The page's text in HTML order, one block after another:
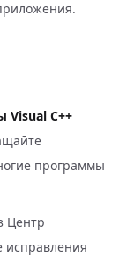
Visual C++
программы
Центр
исправления